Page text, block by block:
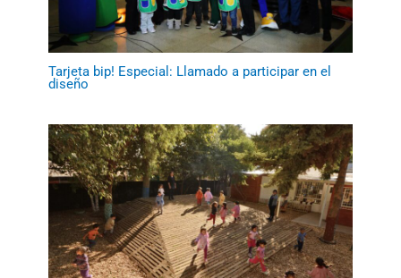
Tarjeta bip! Especial: Llamado a participar en el
diseño